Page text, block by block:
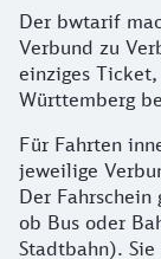
Der bwtarif
Verbund zu
einziges
Württemberg
Für Fahrten
jeweilige
Der
ob Bus oder
Stadtbahn).